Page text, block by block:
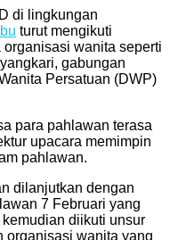
di lingkungan
turut mengikuti
wanita seperti
gabungan
Persatuan (DWP)
para pahlawan terasa
upacara memimpin
pahlawan.
dilanjutkan dengan
7 Februari yang
diikuti unsur
organisasi wanita yang